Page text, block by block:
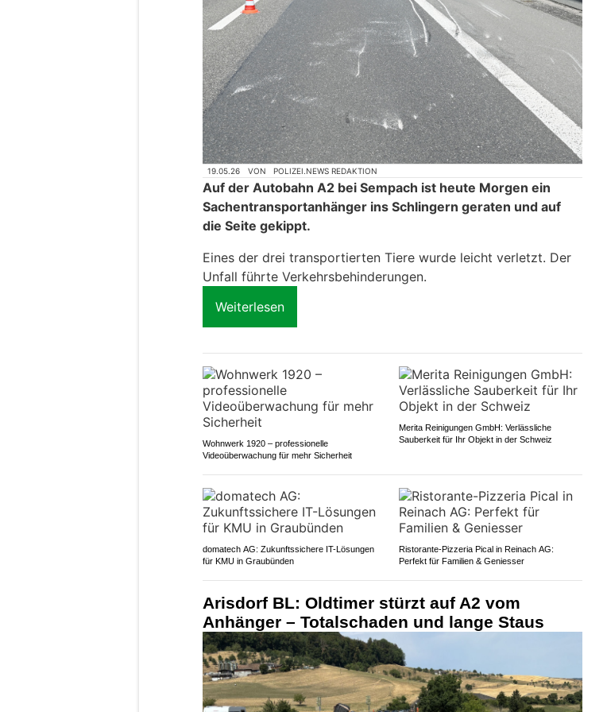
19.05.26 VON POLIZEI.NEWS REDAKTION
Auf der Autobahn A2 bei Sempach ist heute Morgen ein
Sachentransportanhänger ins Schlingern geraten und auf
die Seite gekippt.
Eines der drei transportierten Tiere wurde leicht verletzt. Der
Unfall führte Verkehrsbehinderungen.
Weiterlesen
Wohnwerk 1920 – professionelle
Videoüberwachung für mehr Sicherheit
Merita Reinigungen GmbH: Verlässliche
Sauberkeit für Ihr Objekt in der Schweiz
domatech AG: Zukunftssichere IT-Lösungen
für KMU in Graubünden
Ristorante-Pizzeria Pical in Reinach AG:
Perfekt für Familien & Geniesser
Arisdorf BL: Oldtimer stürzt auf A2 vom
Anhänger – Totalschaden und lange Staus